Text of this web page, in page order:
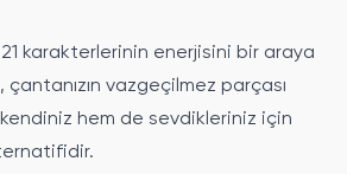
karakterlerinin enerjisini bir araya
vazgeçilmez parçası
hem de sevdikleriniz için